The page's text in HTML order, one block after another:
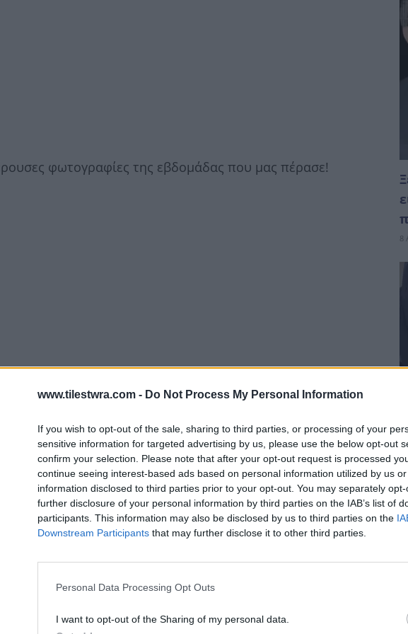
www.tilestwra.com - Do Not Process My Personal Information
If you wish to opt-out of the sale, sharing to third parties, or processing of your
sensitive information for targeted advertising by us, please use the below opt-out
confirm your selection. Please note that after your opt-out request is processed
continue seeing interest-based ads based on personal information utilized by us
information disclosed to third parties prior to your opt-out. You may separately
further disclosure of your personal information by third parties on the IAB’s list of
participants. This information may also be disclosed by us to third parties on the
Downstream Participants that may further disclose it to other third parties.
Personal Data Processing Opt Outs
I want to opt-out of the Sharing of my personal data.
φωτογραφίες της εβδομάδας που μας πέρασε!
8
8